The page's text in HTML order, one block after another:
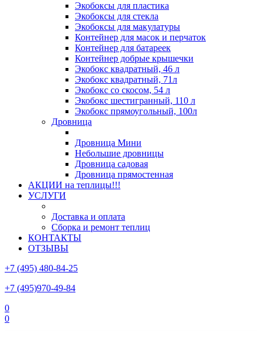
Экобоксы для пластика
Экобоксы для стекла
Экобоксы для макулатуры
Контейнер для масок и перчаток
Контейнер для батареек
Контейнер добрые крышечки
Экобокс квадратный, 46 л
Экобокс квадратный, 71л
Экобокс со скосом, 54 л
Экобокс шестигранный, 110 л
Экобокс прямоугольный, 100л
Дровница
Дровница Мини
Небольшие дровницы
Дровница садовая
Дровница прямостенная
АКЦИИ на теплицы!!!
УСЛУГИ
Доставка и оплата
Сборка и ремонт теплиц
КОНТАКТЫ
ОТЗЫВЫ
+7 (495) 480-84-25
+7 (495)970-49-84
0
0